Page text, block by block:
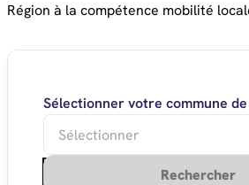
Région à la compétence mobilité
Sélectionner votre commune
Rechercher